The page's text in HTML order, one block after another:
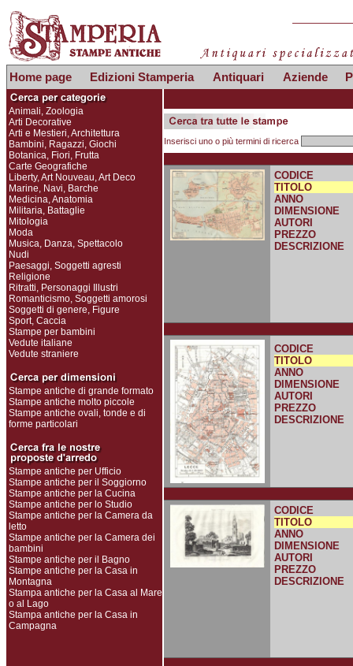
Home page Edizioni Stamperia Antiquari Aziende
Animali, Zoologia
Arti Decorative
Arti e Mestieri, Architettura
Bambini, Ragazzi, Giochi
Botanica, Fiori, Frutta
Carte Geografiche
Liberty, Art Nouveau, Art Deco
Marine, Navi, Barche
Medicina, Anatomia
Militaria, Battaglie
Mitologia
Moda
Musica, Danza, Spettacolo
Nudi
Paesaggi, Soggetti agresti
Religione
Ritratti, Personaggi Illustri
Romanticismo, Soggetti amorosi
Soggetti di genere, Figure
Sport, Caccia
Stampe per bambini
Vedute italiane
Vedute straniere
Stampe antiche di grande formato
Stampe antiche molto piccole
Stampe antiche ovali, tonde e di
forme particolari
Stampe antiche per Ufficio
Stampe antiche per il Soggiorno
Stampe antiche per la Cucina
Stampe antiche per lo Studio
Stampe antiche per la Camera da
letto
Stampe antiche per la Camera dei
bambini
Stampe antiche per il Bagno
Stampe antiche per la Casa in
Montagna
Stampa antiche per la Casa al Mare
o al Lago
Stampa antiche per la Casa in
Campagna
Inserisci uno o più termini di ricerca
CODICE
TITOLO
ANNO
DIMENSIONE
AUTORI
PREZZO
DESCRIZIONE
CODICE
TITOLO
ANNO
DIMENSIONE
AUTORI
PREZZO
DESCRIZIONE
CODICE
TITOLO
ANNO
DIMENSIONE
AUTORI
PREZZO
DESCRIZIONE